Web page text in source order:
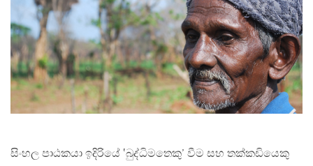
සිංහල පාඨකයා ඉදිරියේ ‛බුද්ධිමතෙකු’ වීම සහ තක්කඩියෙකු